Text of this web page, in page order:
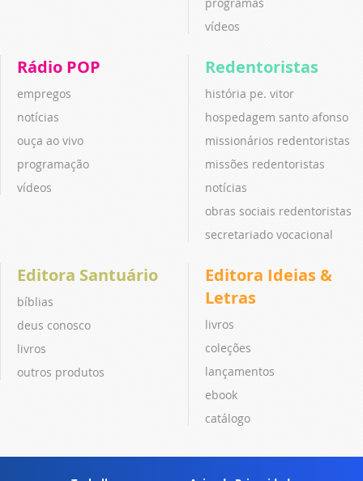
vídeos
Rádio POP
empregos
notícias
ouça ao vivo
programação
vídeos
Redentoristas
história pe. vitor
hospedagem santo afonso
missionários redentoristas
missões redentoristas
notícias
obras sociais redentoristas
secretariado vocacional
Editora Santuário
bíblias
deus conosco
livros
outros produtos
Editora Ideias &
Letras
livros
coleções
lançamentos
ebook
catálogo